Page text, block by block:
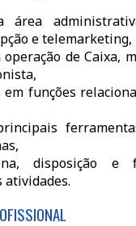
área
e telemarketing,
de Caixa,
em funções
disposição e
atividades.